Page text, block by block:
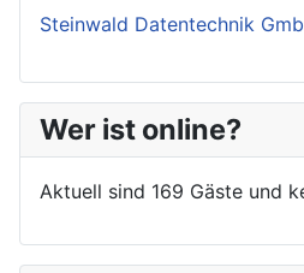
Steinwald Datentechnik
Wer ist online?
Aktuell sind 169 Gäste und